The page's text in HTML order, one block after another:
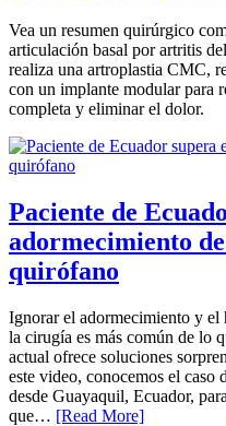
Vea un resumen quirúrgico
articulación basal por artritis
realiza una artroplastia CMC,
con un implante modular para
completa y eliminar el dolor.
Paciente de
adormecimiento
quirófano
Ignorar el adormecimiento y el
la cirugía es más común de lo
actual ofrece soluciones
este video, conocemos el caso
desde Guayaquil, Ecuador,
que… [Read More]